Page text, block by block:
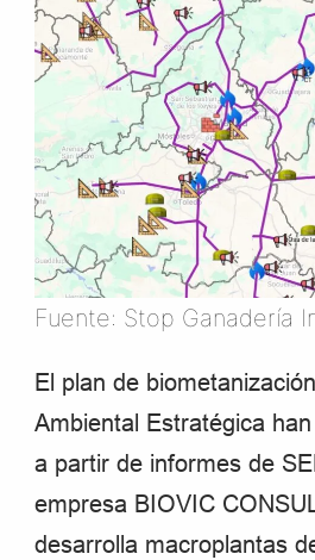
Fuente: Stop Ganadería
El plan de
Ambiental Estratégica
a partir de informes de
empresa BIOVIC
desarrolla macroplantas